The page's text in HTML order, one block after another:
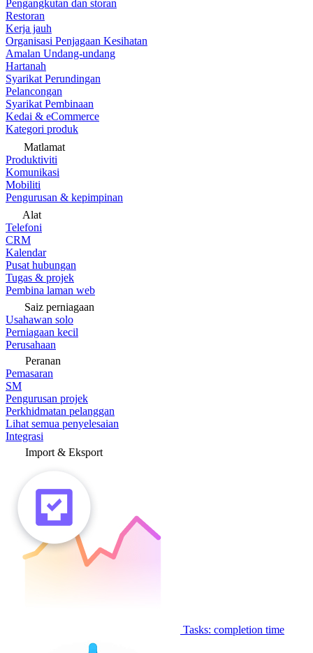
Pengangkutan dan storan
Restoran
Kerja jauh
Organisasi Penjagaan Kesihatan
Amalan Undang-undang
Hartanah
Syarikat Perundingan
Pelancongan
Syarikat Pembinaan
Kedai & eCommerce
Kategori produk
Matlamat
Produktiviti
Komunikasi
Mobiliti
Pengurusan & kepimpinan
Alat
Telefoni
CRM
Kalendar
Pusat hubungan
Tugas & projek
Pembina laman web
Saiz perniagaan
Usahawan solo
Perniagaan kecil
Perusahaan
Peranan
Pemasaran
SM
Pengurusan projek
Perkhidmatan pelanggan
Lihat semua penyelesaian
Integrasi
Import & Eksport
Tasks: completion time